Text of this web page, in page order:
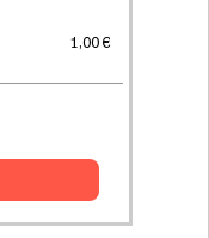
1,00 €